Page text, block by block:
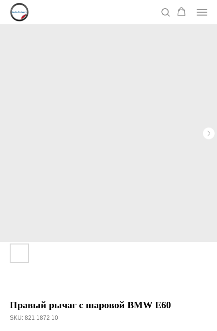
Правый рычаг с шаровой BMW E60
SKU: 821 1872 10